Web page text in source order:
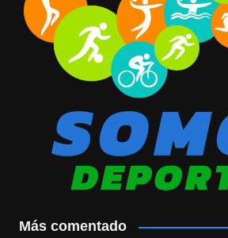
Más comentado